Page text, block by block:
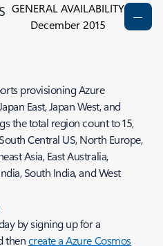
GENERAL AVAILABILITY
December 2015
provisioning Azure
East, Japan West, and
the total region count to 15,
Central US, North Europe,
Asia, East Australia,
South India, and West
by signing up for a
thencreate a Azure Cosmos